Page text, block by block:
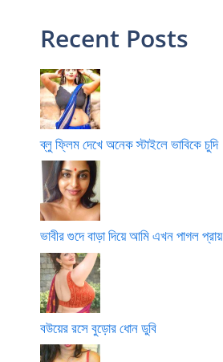
Recent Posts
ব্লু ফ্লিম দেখে অনেক স্টাইলে ভাবিকে চুদি
ভাবীর গুদে বাড়া দিয়ে আমি এখন পাগল প্রায়
বউয়ের রসে বুড়োর ধোন ডুবি